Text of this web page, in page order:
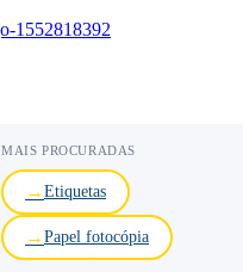
MAIS PROCURADAS
Etiquetas
Papel fotocópia